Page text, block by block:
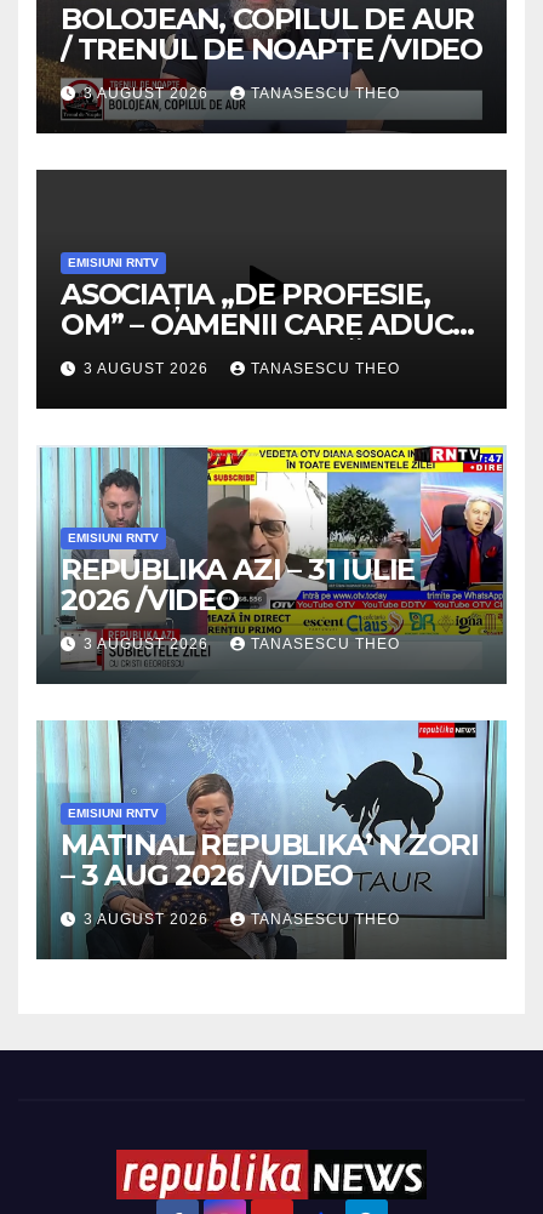
BOLOJEAN, COPILUL DE AUR
/ TRENUL DE NOAPTE /VIDEO
3 AUGUST 2026 TANASESCU THEO
EMISIUNI RNTV
ASOCIAȚIA „DE PROFESIE,
OM” – OAMENII CARE ADUC
VALOARE COMUNITĂȚII /
SECRETELE SUCCESULUI
/VIDEO
3 AUGUST 2026 TANASESCU THEO
EMISIUNI RNTV
REPUBLIKA AZI – 31 IULIE
2026 /VIDEO
3 AUGUST 2026 TANASESCU THEO
EMISIUNI RNTV
MATINAL REPUBLIKA’ N ZORI
– 3 AUG 2026 /VIDEO
3 AUGUST 2026 TANASESCU THEO